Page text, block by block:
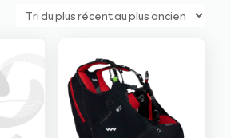
récent
ancien